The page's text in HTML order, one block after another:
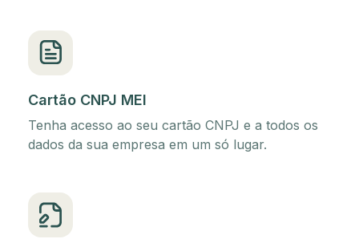
Cartão CNPJ MEI
Tenha acesso ao seu cartão CNPJ e a todos os
dados da sua empresa em um só lugar.